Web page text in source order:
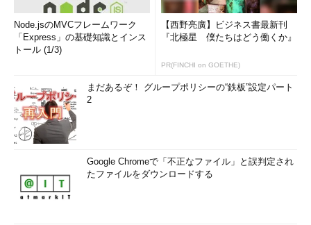
Node.jsのMVCフレームワーク
「Express」の基礎知識とインス
トール (1/3)
【西野亮廣】ビジネス書最新刊
『北極星 僕たちはどう働くか』
PR(FINCHI on GOETHE)
まだあるぞ！ グループポリシーの“鉄板”設定パート
2
Google Chromeで「不正なファイル」と誤判定され
たファイルをダウンロードする